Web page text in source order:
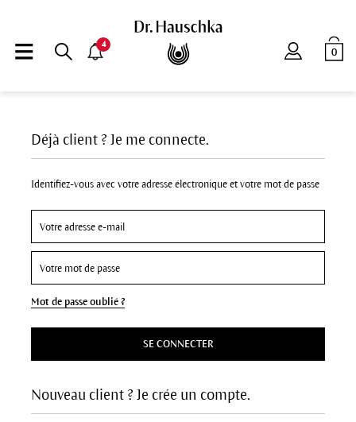
0
4
Nouveau client ? Je crée un compte.
Déjà client ? Je me connecte.
Identifiez-vous avec votre adresse électronique et votre mot de passe
Mot de passe oublié ?
SE CONNECTER